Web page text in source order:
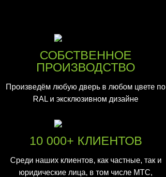
СОБСТВЕННОЕ
ПРОИЗВОДСТВО
Произведём любую дверь в любом цвете по
RAL и эксклюзивном дизайне
10 000+ КЛИЕНТОВ
Среди наших клиентов, как частные, так и
юридические лица, в том числе МТС,